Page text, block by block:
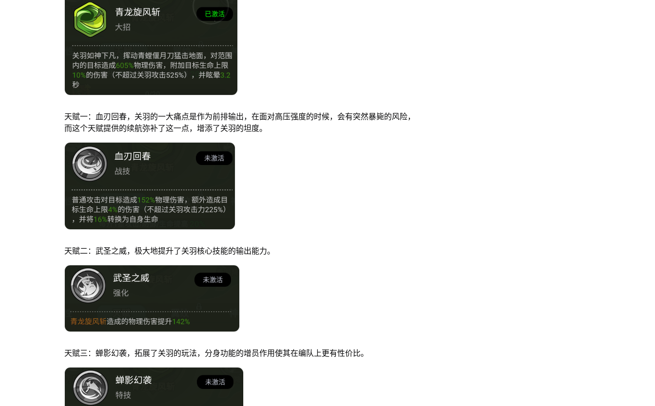
天赋一：血刃回春，关羽的一大痛点是作为前排输出，在面对高压强度的时候，会有突然暴毙的风险，
而这个天赋提供的续航弥补了这一点，增添了关羽的坦度。
天赋二：武圣之威，极大地提升了关羽核心技能的输出能力。
天赋三：蝉影幻袭，拓展了关羽的玩法，分身功能的增员作用使其在编队上更有性价比。